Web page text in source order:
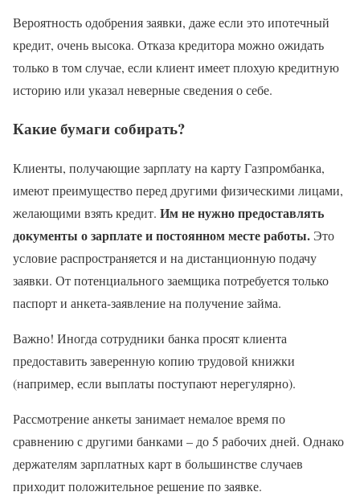
Вероятность одобрения заявки, даже если это ипотечный
кредит, очень высока. Отказа кредитора можно ожидать
только в том случае, если клиент имеет плохую кредитную
историю или указал неверные сведения о себе.
Какие бумаги собирать?
Клиенты, получающие зарплату на карту Газпромбанка,
имеют преимущество перед другими физическими лицами,
желающими взять кредит. Им не нужно предоставлять
документы о зарплате и постоянном месте работы. Это
условие распространяется и на дистанционную подачу
заявки. От потенциального заемщика потребуется только
паспорт и анкета-заявление на получение займа.
Важно! Иногда сотрудники банка просят клиента
предоставить заверенную копию трудовой книжки
(например, если выплаты поступают нерегулярно).
Рассмотрение анкеты занимает немалое время по
сравнению с другими банками – до 5 рабочих дней. Однако
держателям зарплатных карт в большинстве случаев
приходит положительное решение по заявке.